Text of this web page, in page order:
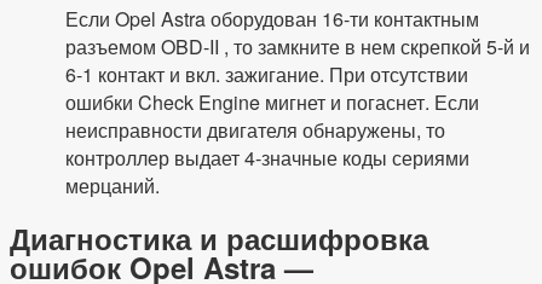
Если Opel Astra оборудован 16-ти контактным
разъемом OBD-II , то замкните в нем скрепкой 5-й и
6-1 контакт и вкл. зажигание. При отсутствии
ошибки Check Engine мигнет и погаснет. Если
неисправности двигателя обнаружены, то
контроллер выдает 4-значные коды сериями
мерцаний.
Диагностика и расшифровка
ошибок Opel Astra —